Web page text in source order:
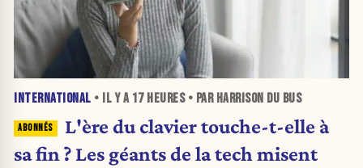
INTERNATIONAL • IL Y A 17 HEURES• PAR HARRISON DU BUS
L'ère du clavier touche-t-elle à
sa fin ? Les géants de la tech misent